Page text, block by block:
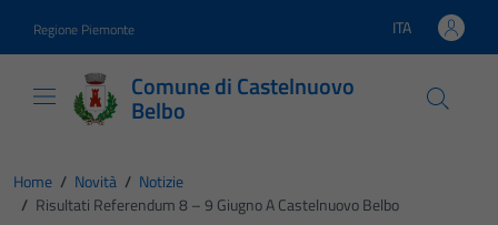
Regione Piemonte Lingua attiva:
ITA
Comune di Castelnuovo
Belbo
Home / Novità / Notizie
/ Risultati Referendum 8 – 9 Giugno A Castelnuovo Belbo